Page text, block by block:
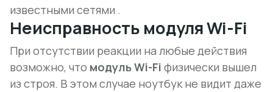
известными сетями .
Неисправность модуля Wi-Fi
При отсутствии реакции на любые действия
возможно, что модуль Wi-Fi физически вышел
из строя. В этом случае ноутбук не видит даже